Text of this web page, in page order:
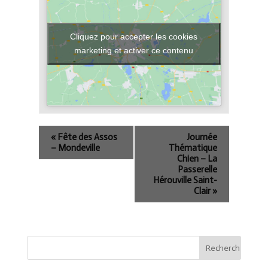
Cliquez pour accepter les cookies
marketing et activer ce contenu
«Fête des Assos
– Mondeville
Journée
Thématique
Chien – La
Passerelle
Hérouville Saint-
Clair »